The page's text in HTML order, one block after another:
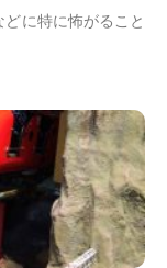
に特に怖がること